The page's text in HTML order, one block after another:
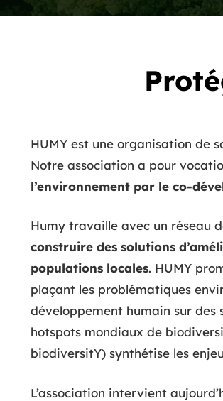
HUMY est une organisation de
Notre association a pour
l’environnement par le co-
Humy travaille avec un réseau
construire des solutions
populations locales. HUMY
plaçant les problématiques
développement humain sur des
hotspots mondiaux de
biodiversitY) synthétise les
L’association intervient